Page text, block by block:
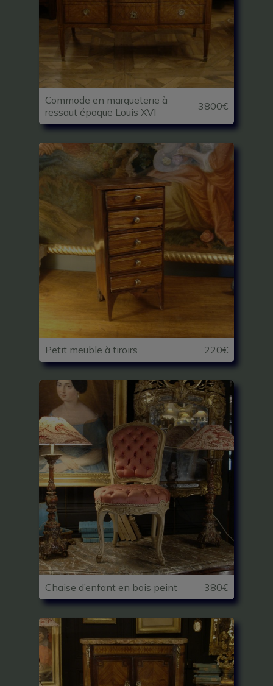
Commode en marqueterie à
ressaut époque Louis XVI
3800€
Petit meuble à tiroirs 220€
Chaise d’enfant en bois peint 380€